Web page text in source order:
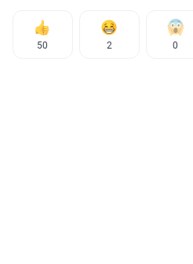
50 2 0